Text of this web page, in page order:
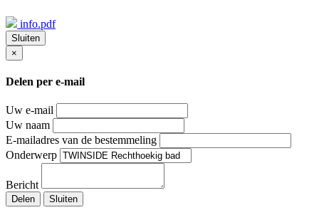
info.pdf
Sluiten
×
Delen per e-mail
Uw e-mail
Uw naam
E-mailadres van de bestemmeling
Onderwerp
Bericht
Delen Sluiten